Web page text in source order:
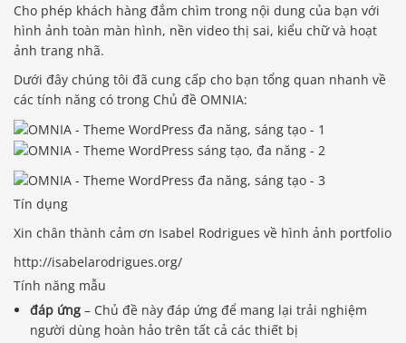
Cho phép khách hàng đắm chìm trong nội dung của bạn với
hình ảnh toàn màn hình, nền video thị sai, kiểu chữ và hoạt
ảnh trang nhã.
Dưới đây chúng tôi đã cung cấp cho bạn tổng quan nhanh về
các tính năng có trong Chủ đề OMNIA:
Tín dụng
Xin chân thành cảm ơn Isabel Rodrigues về hình ảnh portfolio
http://isabelarodrigues.org/
Tính năng mẫu
đáp ứng – Chủ đề này đáp ứng để mang lại trải nghiệm
người dùng hoàn hảo trên tất cả các thiết bị